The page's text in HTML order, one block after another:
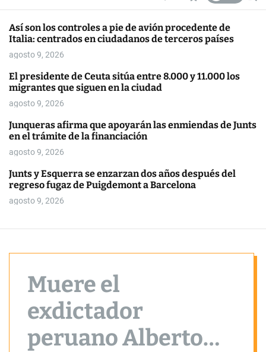
h
ff
l
e
u
w
t
c
l
d
e
Así son los controles a pie de avión procedente de
Italia: centrados en ciudadanos de terceros países
agosto 9, 2026
El presidente de Ceuta sitúa entre 8.000 y 11.000 los
migrantes que siguen en la ciudad
agosto 9, 2026
Junqueras afirma que apoyarán las enmiendas de Junts
en el trámite de la financiación
agosto 9, 2026
Junts y Esquerra se enzarzan dos años después del
regreso fugaz de Puigdemont a Barcelona
agosto 9, 2026
Muere el
exdictador
peruano Alberto